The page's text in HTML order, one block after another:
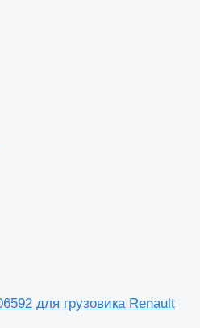
для грузовика Renault